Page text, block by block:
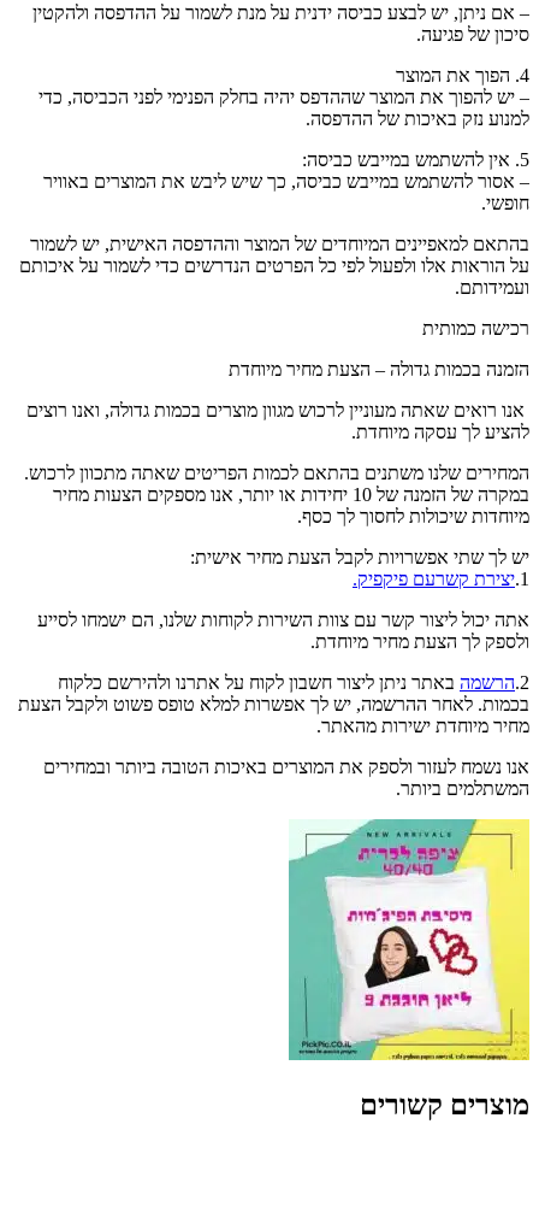
– אם ניתן, יש לבצע כביסה ידנית על מנת לשמור על ההדפסה ולהקטין
סיכון של פגיעה.
4. הפוך את המוצר
– יש להפוך את המוצר שההדפס יהיה בחלק הפנימי לפני הכביסה, כדי
למנוע נזק באיכות של ההדפסה.
5. אין להשתמש במייבש כביסה:
– אסור להשתמש במייבש כביסה, כך שיש ליבש את המוצרים באוויר
חופשי.
בהתאם למאפיינים המיוחדים של המוצר וההדפסה האישית, יש לשמור
על הוראות אלו ולפעול לפי כל הפרטים הנדרשים כדי לשמור על איכותם
ועמידותם.
רכישה כמותית
הזמנה בכמות גדולה – הצעת מחיר מיוחדת
אנו רואים שאתה מעוניין לרכוש מגוון מוצרים בכמות גדולה, ואנו רוצים
להציע לך עסקה מיוחדת.
המחירים שלנו משתנים בהתאם לכמות הפריטים שאתה מתכוון לרכוש.
במקרה של הזמנה של 10 יחידות או יותר, אנו מספקים הצעות מחיר
מיוחדות שיכולות לחסוך לך כסף.
יש לך שתי אפשרויות לקבל הצעת מחיר אישית:
1. יצירת קשרעם פיקפיק.
אתה יכול ליצור קשר עם צוות השירות לקוחות שלנו, הם ישמחו לסייע
ולספק לך הצעת מחיר מיוחדת.
2. הרשמה באתר ניתן ליצור חשבון לקוח על אתרנו ולהירשם כלקוח
בכמות. לאחר ההרשמה, יש לך אפשרות למלא טופס פשוט ולקבל הצעת
מחיר מיוחדת ישירות מהאתר.
אנו נשמח לעזור ולספק את המוצרים באיכות הטובה ביותר ובמחירים
המשתלמים ביותר.
מוצרים קשורים